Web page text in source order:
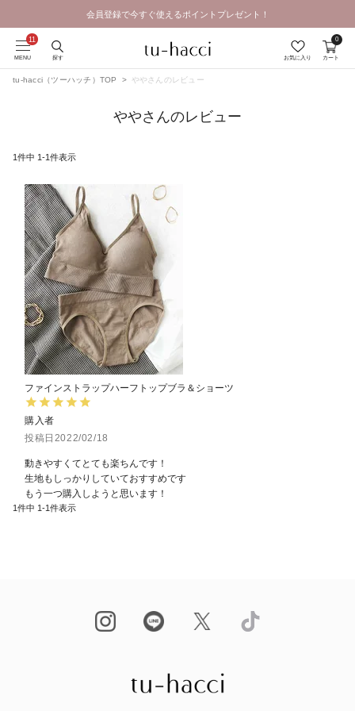
会員登録で今すぐ使えるポイントプレゼント！
GRAND OPEN SALE | 2026.8.7 19:00 - 8.16 23:59
MENU 探す お気に入り カート
0
tu-hacci（ツーハッチ）TOP ややさんのレビュー
ややさんのレビュー
1件中 1-1件表示
ファインストラップハーフトップブラ＆ショーツ
購入者
投稿日 2022/02/18
動きやすくてとても楽ちんです！
生地もしっかりしていておすすめです
もう一つ購入しようと思います！
1件中 1-1件表示